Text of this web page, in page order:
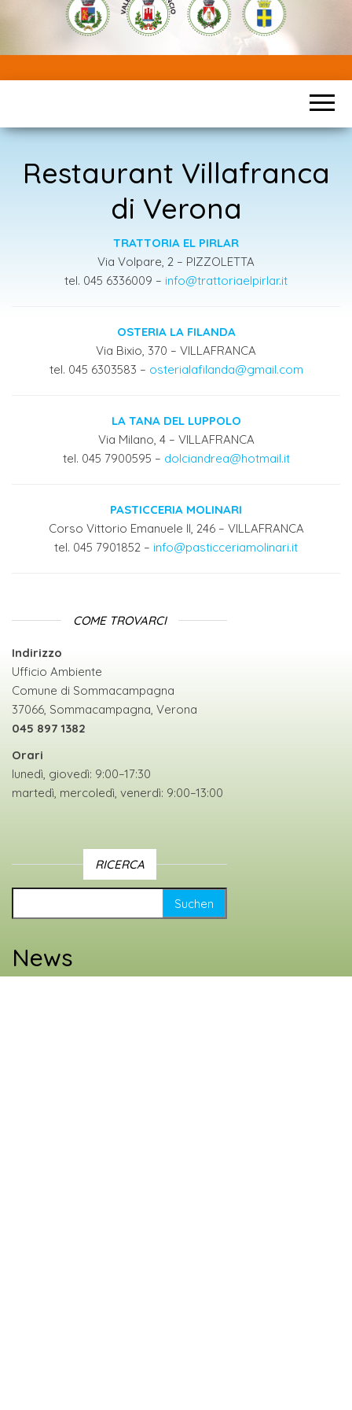
Restaurant Villafranca
di Verona
TRATTORIA EL PIRLAR
Via Volpare, 2 – PIZZOLETTA
tel. 045 6336009 – info@trattoriaelpirlar.it
OSTERIA LA FILANDA
Via Bixio, 370 – VILLAFRANCA
tel. 045 6303583 – osterialafilanda@gmail.com
LA TANA DEL LUPPOLO
Via Milano, 4 – VILLAFRANCA
tel. 045 7900595 – dolciandrea@hotmail.it
PASTICCERIA MOLINARI
Corso Vittorio Emanuele II, 246 – VILLAFRANCA
tel. 045 7901852 – info@pasticceriamolinari.it
COME TROVARCI
Indirizzo
Ufficio Ambiente
Comune di Sommacampagna
37066, Sommacampagna, Verona
045 897 1382
Orari
lunedì, giovedì: 9:00–17:30
martedì, mercoledì, venerdì: 9:00–13:00
RICERCA
News